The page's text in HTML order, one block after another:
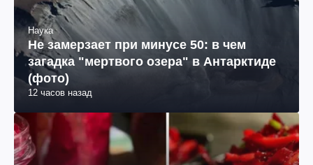
Наука
Не замерзает при минусе 50: в чем
загадка "мертвого озера" в Антарктиде
(фото)
12 часов назад